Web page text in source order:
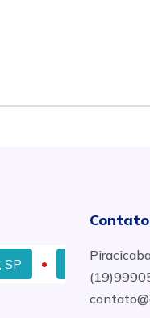
Tintas Coral no